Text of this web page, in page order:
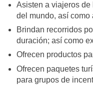
Asisten a viajeros
del mundo, así como
Brindan recorridos
duración; así como
Ofrecen productos
Ofrecen paquetes
para grupos de